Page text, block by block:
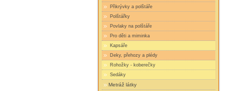
Přikrývky a polštáře
Polštářky
Povlaky na polštáře
Pro děti a miminka
Kapsáře
Deky, přehozy a plédy
Rohožky - koberečky
Sedáky
Metráž látky